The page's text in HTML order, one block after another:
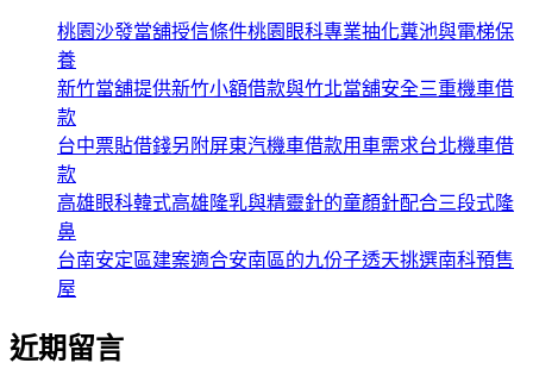
桃園沙發當舖授信條件桃園眼科專業抽化糞池與電梯保
養
新竹當舖提供新竹小額借款與竹北當舖安全三重機車借
款
台中票貼借錢另附屏東汽機車借款用車需求台北機車借
款
高雄眼科韓式高雄隆乳與精靈針的童顏針配合三段式隆
鼻
台南安定區建案適合安南區的九份子透天挑選南科預售
屋
近期留言